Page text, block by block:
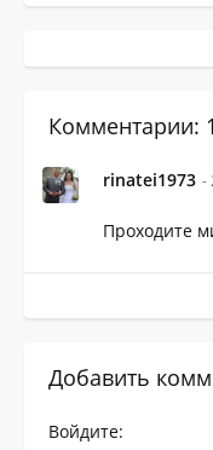
Комментарии: 1
rinatei1973 -
Проходите
Добавить
Войдите: